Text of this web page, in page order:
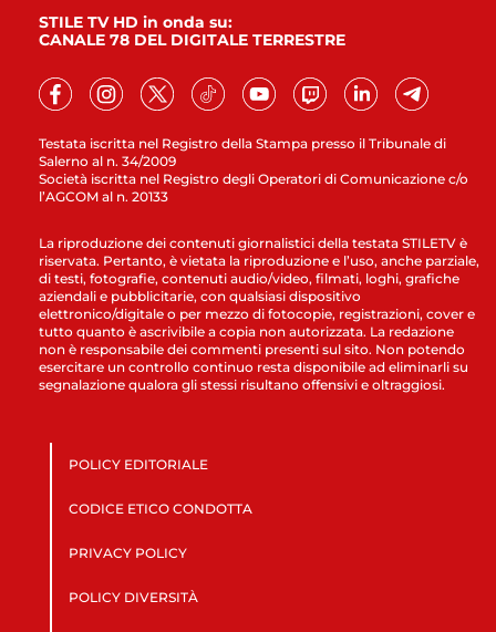
Testata iscritta nel Registro della Stampa presso il Tribunale di
Salerno al n. 34/2009
Società iscritta nel Registro degli Operatori di Comunicazione c/o
l’AGCOM al n. 20133
STILE TV HD in onda su:
CANALE 78 DEL DIGITALE TERRESTRE
La riproduzione dei contenuti giornalistici della testata STILETV è
riservata. Pertanto, è vietata la riproduzione e l’uso, anche parziale,
di testi, fotografie, contenuti audio/video, filmati, loghi, grafiche
aziendali e pubblicitarie, con qualsiasi dispositivo
elettronico/digitale o per mezzo di fotocopie, registrazioni, cover e
tutto quanto è ascrivibile a copia non autorizzata. La redazione
non è responsabile dei commenti presenti sul sito. Non potendo
esercitare un controllo continuo resta disponibile ad eliminarli su
segnalazione qualora gli stessi risultano offensivi e oltraggiosi.
POLICY EDITORIALE
CODICE ETICO CONDOTTA
PRIVACY POLICY
POLICY DIVERSITÀ